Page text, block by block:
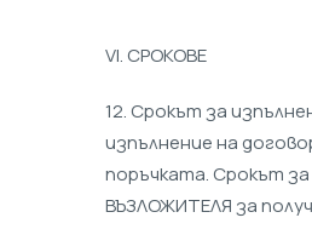
VI. СРОКОВЕ
12. Срокът за
изпълнение на
поръчката. Срокът
ВЪЗЛОЖИТЕЛЯ за